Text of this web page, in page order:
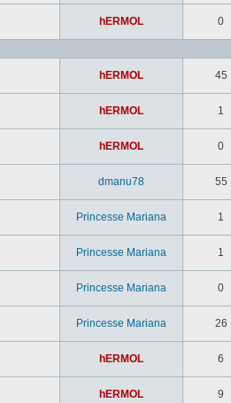
hERMOL 0
hERMOL 45
hERMOL 1
hERMOL 0
dmanu78 55
Princesse Mariana 1
Princesse Mariana 1
Princesse Mariana 0
Princesse Mariana 26
hERMOL 6
hERMOL 9